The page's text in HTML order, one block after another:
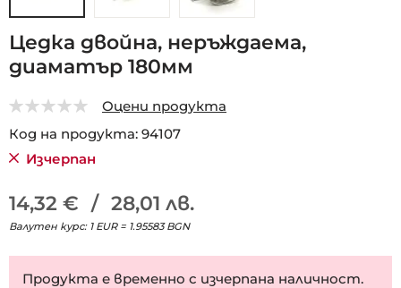
към
началото
на
галерия
снимки
Цедка двойна, неръждаема,
диаматър 180мм
Оцени продукта
Код на продукта 94107
Изчерпан
14,32 € / 28,01 лв.
Валутен курс: 1 EUR = 1.95583 BGN
Продукта е временно с изчерпана наличност.